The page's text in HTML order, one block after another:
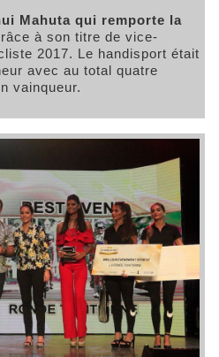
Mahuta qui remporte la
à son titre de vice-
2017. Le handisport était
avec au total quatre
vainqueur.